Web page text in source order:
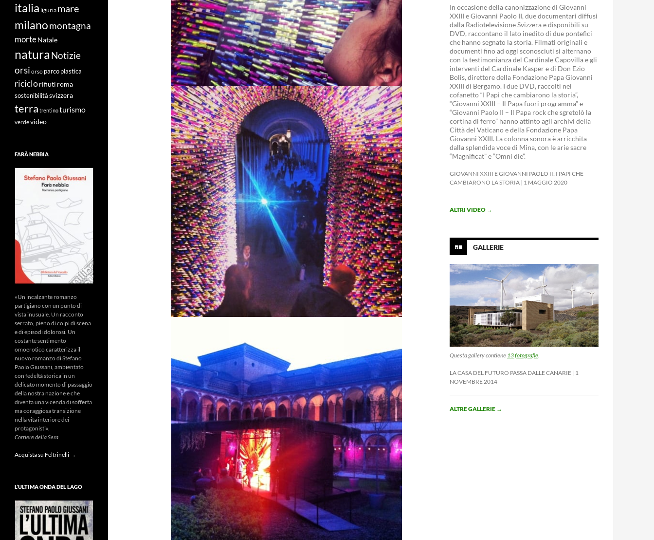
In occasione della canonizzazione di Giovanni
XXIII e Giovanni Paolo II, due documentari diffusi
dalla Radiotelevisione Svizzera e disponibili su
DVD, raccontano il lato inedito di due pontefici
che hanno segnato la storia. Filmati originali e
documenti fino ad oggi sconosciuti si alternano
con la testimonianza del Cardinale Capovilla e gli
interventi del Cardinale Kasper e di Don Ezio
Bolis, direttore della Fondazione Papa Giovanni
XXIII di Bergamo. I due DVD, raccolti nel
cofanetto “I Papi che cambiarono la storia”,
“Giovanni XXIII – Il Papa fuori programma” e
“Giovanni Paolo II – Il Papa rock che sgretolò la
cortina di ferro” hanno attinto agli archivi della
Città del Vaticano e della Fondazione Papa
Giovanni XXIII. La colonna sonora è arricchita
dalla splendida voce di Mina, con le arie sacre
“Magnificat” e “Omni die”.
GIOVANNI XXIII E GIOVANNI PAOLO II: I PAPI CHE
CAMBIARONO LA STORIA 1 MAGGIO 2020
ALTRI VIDEO →
GALLERIE
Questa gallery contiene 13 fotografie.
LA CASA DEL FUTURO PASSA DALLE CANARIE 1
NOVEMBRE 2014
ALTRE GALLERIE →
italia liguria mare
milanomontagna
morteNatale
naturaNotizie
orsi orso parco plastica
riciclorifiuti roma
sostenibilità svizzera
terra trentinoturismo
verdevideo
FARÀ NEBBIA
«Un incalzante romanzo
partigiano con un punto di
vista inusuale. Un racconto
serrato, pieno di colpi di scena
e di episodi dolorosi. Un
costante sentimento
omoerotico caratterizza il
nuovo romanzo di Stefano
Paolo Giussani, ambientato
con fedeltà storica in un
delicato momento di passaggio
della nostra nazione e che
diventa una vicenda di sofferta
ma coraggiosa transizione
nella vita interiore dei
protagonisti».
Corriere della Sera
Acquista su Feltrinelli →
L’ULTIMA ONDA DEL LAGO